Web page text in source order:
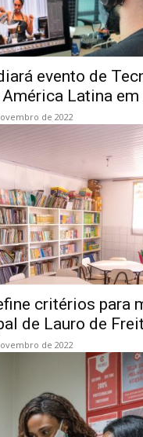
evento de
Latina
de 2022
critérios para
de Lauro de
de 2022